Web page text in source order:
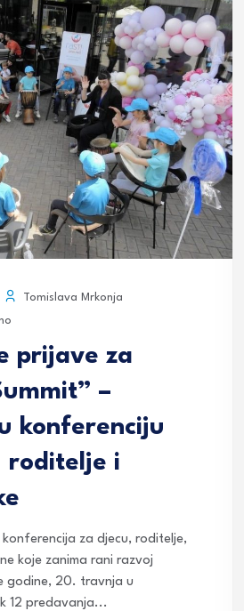
Tomislava Mrkonja
prijave za
–
konferenciju
roditelje i
konferencija za djecu, roditelje,
koje zanima rani razvoj
godine, 20. travnja u
12 predavanja...